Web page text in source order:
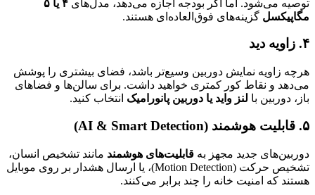
توصیه می‌شود. اما اگر بودجه اجازه می‌دهد، مدل‌های
۴ یا ۵
مگاپیکسل گزینه‌های فوق‌العاده‌ای هستند.
۴. زاویه دید
هرچه زاویه نمایش دوربین وسیع‌تر باشد، فضای بیشتری را پوشش
می‌دهد و نقاط کور کمتری خواهید داشت. برای سالن‌ها و فضاهای
باز، دوربین با لنز واید یا دوربین پانورامیک انتخاب کنید.
۵. قابلیت هوشمند (AI & Smart Detection)
دوربین‌های جدید مجهز به قابلیت‌های هوشمند مانند تشخیص انسان،
تشخیص حرکت (Motion Detection)، یا ارسال هشدار بر روی موبایل
هستند که امنیت خانه را چند برابر می‌کنند.